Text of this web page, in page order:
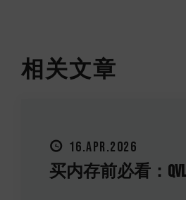
相关文章
16.APR.2026
买内存前必看：